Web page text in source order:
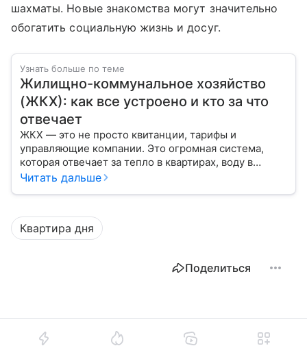
шахматы. Новые знакомства могут значительно
обогатить социальную жизнь и досуг.
Узнать больше по теме
Жилищно-коммунальное хозяйство
(ЖКХ): как все устроено и кто за что
отвечает
ЖКХ — это не просто квитанции, тарифы и
управляющие компании. Это огромная система,
которая отвечает за тепло в квартирах, воду в
кране, освещение улиц и чистоту во дворах.
Читать дальше
Квартира дня
Поделиться